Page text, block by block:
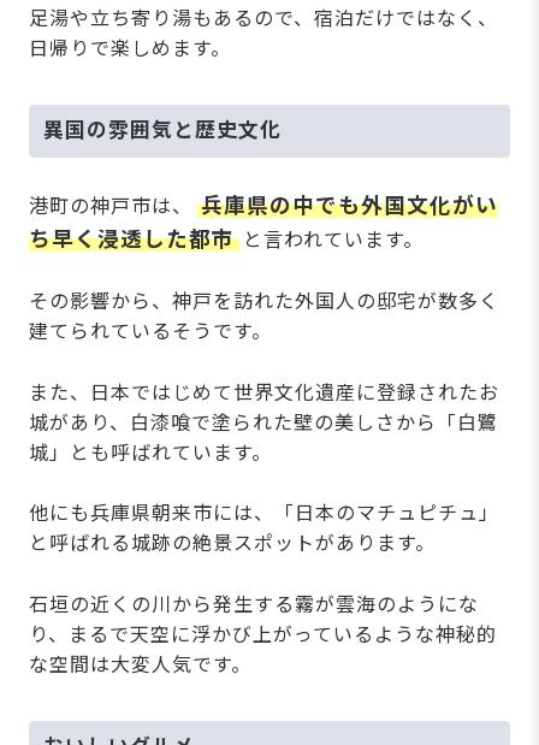
足湯や立ち寄り湯もあるので、宿泊だけではなく、
日帰りで楽しめます。
異国の雰囲気と歴史文化
港町の神戸市は、
兵庫県の中でも外国文化がい
ち早く浸透した都市 と言われています。
その影響から、神戸を訪れた外国人の邸宅が数多く
建てられているそうです。
また、日本ではじめて世界文化遺産に登録されたお
城があり、白漆喰で塗られた壁の美しさから「白鷺
城」とも呼ばれています。
他にも兵庫県朝来市には、「日本のマチュピチュ」
と呼ばれる城跡の絶景スポットがあります。
石垣の近くの川から発生する霧が雲海のようにな
り、まるで天空に浮かび上がっているような神秘的
な空間は大変人気です。